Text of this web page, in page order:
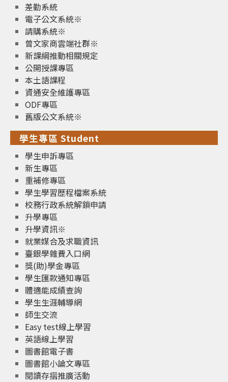
差勤系統
電子公文系統※
請購系統※
曾文家商雲端社群※
新課綱推動相關規定
公開授課專區
本土語課程
資通安全維護專區
ODF專區
舊版公文系統※
學生專區 Student
學生申訴專區
新生專區
重補修專區
學生學習歷程檔案系統
校務行政系統解鎖申請
升學專區
升學資訊※
就業媒合及求職資訊
臺銀學雜費入口網
獎(助)學金專區
學生匯款通知專區
體適能成績查詢
學生生涯輔導網
師生交流
Easy test線上學習
英語線上學習
圖書館電子書
圖書館小論文專區
閱讀存摺推廣活動